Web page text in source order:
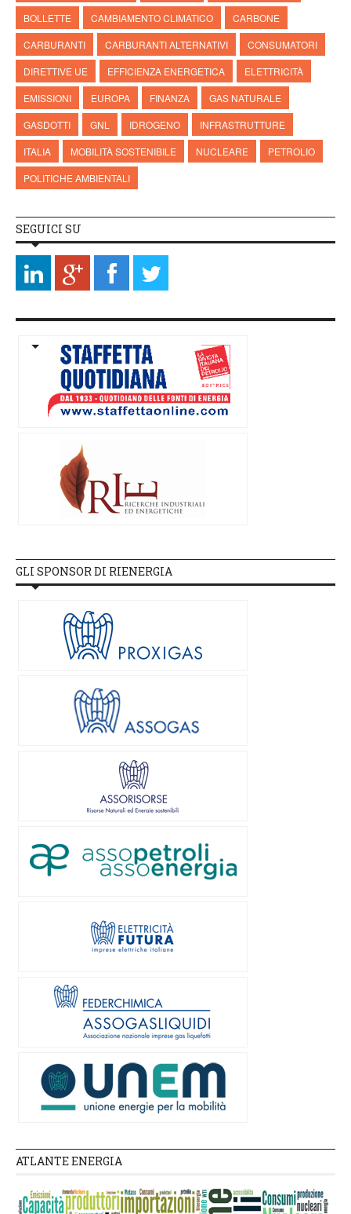
BOLLETTE CAMBIAMENTO CLIMATICO
CARBONE
CARBURANTI
CARBURANTI ALTERNATIVI
CONSUMATORI
DIRETTIVE UE
EFFICIENZA ENERGETICA
ELETTRICITÀ
EMISSIONI
EUROPA FINANZA
GAS NATURALE
GASDOTTI
GNL IDROGENO
INFRASTRUTTURE
ITALIA
MOBILITÀ SOSTENIBILE NUCLEARE
PETROLIO
POLITICHE AMBIENTALI
SEGUICI SU
GLI SPONSOR DI RIENERGIA
ATLANTE ENERGIA